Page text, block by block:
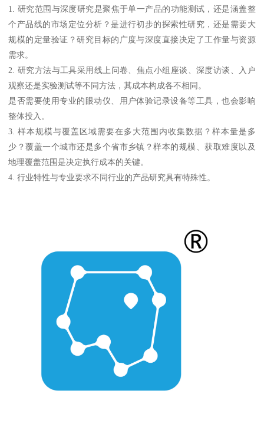
1. 研究范围与深度研究是聚焦于单一产品的功能测试，还是涵盖整
个产品线的市场定位分析？是进行初步的探索性研究，还是需要大
规模的定量验证？研究目标的广度与深度直接决定了工作量与资源
需求。
2. 研究方法与工具采用线上问卷、焦点小组座谈、深度访谈、入户
观察还是实验测试等不同方法，其成本构成各不相同。
是否需要使用专业的眼动仪、用户体验记录设备等工具，也会影响
整体投入。
3. 样本规模与覆盖区域需要在多大范围内收集数据？样本量是多
少？覆盖一个城市还是多个省市乡镇？样本的规模、获取难度以及
地理覆盖范围是决定执行成本的关键。
4. 行业特性与专业要求不同行业的产品研究具有特殊性。